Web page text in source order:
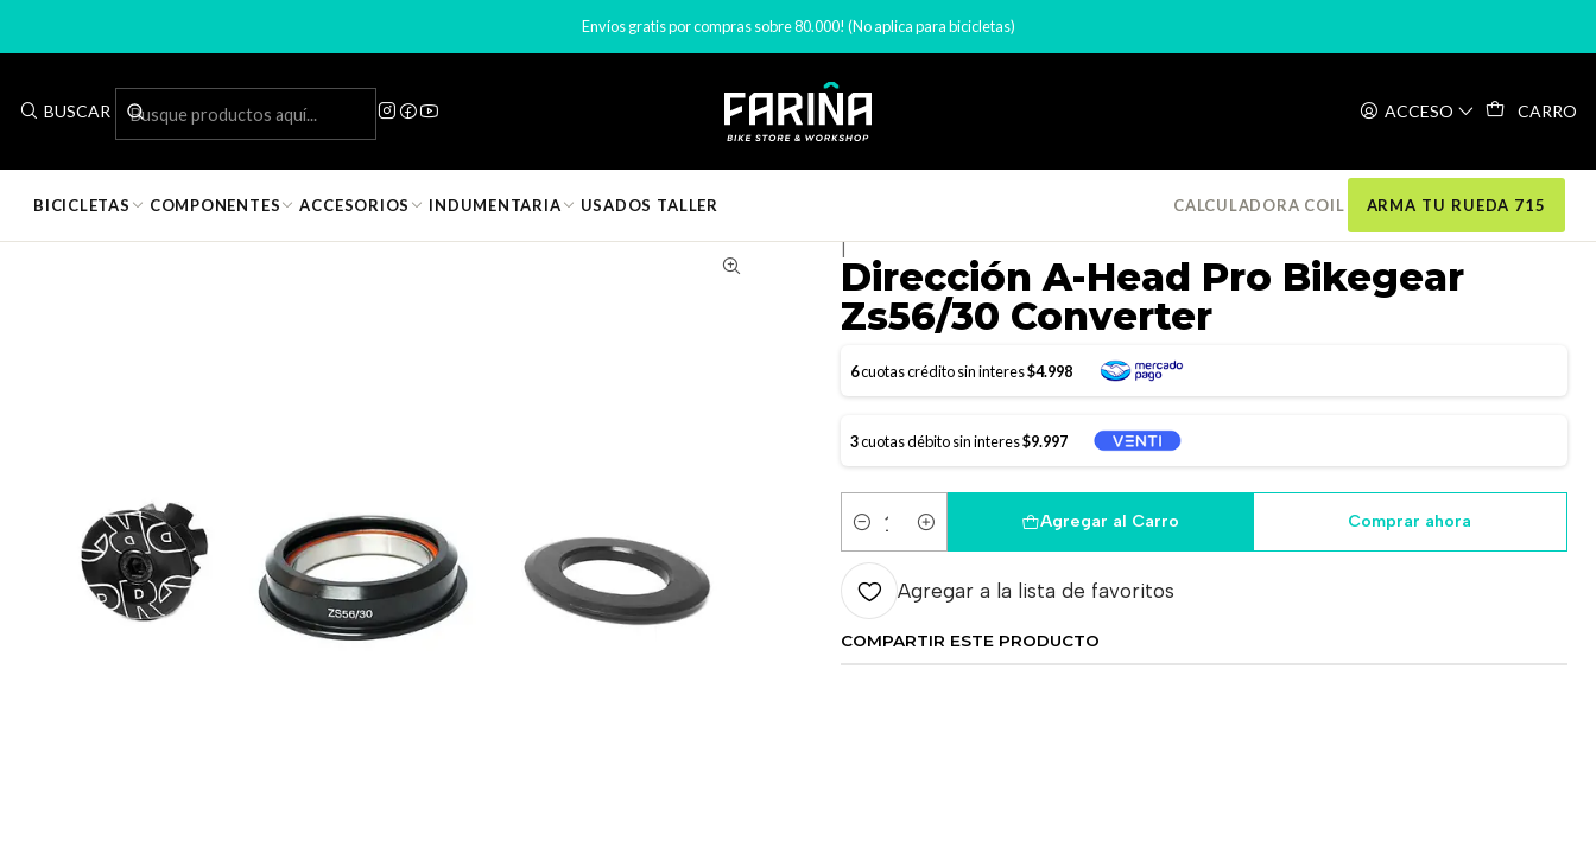
BUSCAR ACCESO CARRO
Envíos gratis por compras sobre 80.000! (No aplica para bicicletas)
Componentes de Bicicleta Dirección bicicleta Dirección A-Head Pro Bikegear Zs56/30 Converter
Dirección A-Head Pro Bikegear
Zs56/30 Converter
6cuotas crédito sin interes$4.998
3cuotas débito sin interes$9.997
Cantidad
Agregar al Carro Comprar ahora
Agregar a la lista de favoritos
COMPARTIR ESTE PRODUCTO
BICICLETAS COMPONENTES ACCESORIOS INDUMENTARIA USADOS TALLER CALCULADORA COIL ARMA TU RUEDA 715